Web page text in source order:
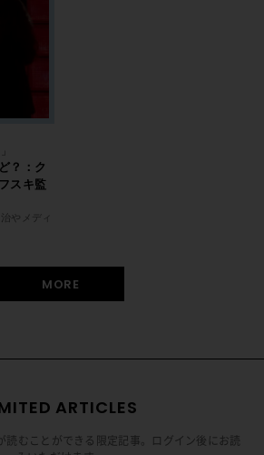
？：ク
スキ監
やメディ
MORE
ARTICLES
むことができる限定記事。ログイン後にお読